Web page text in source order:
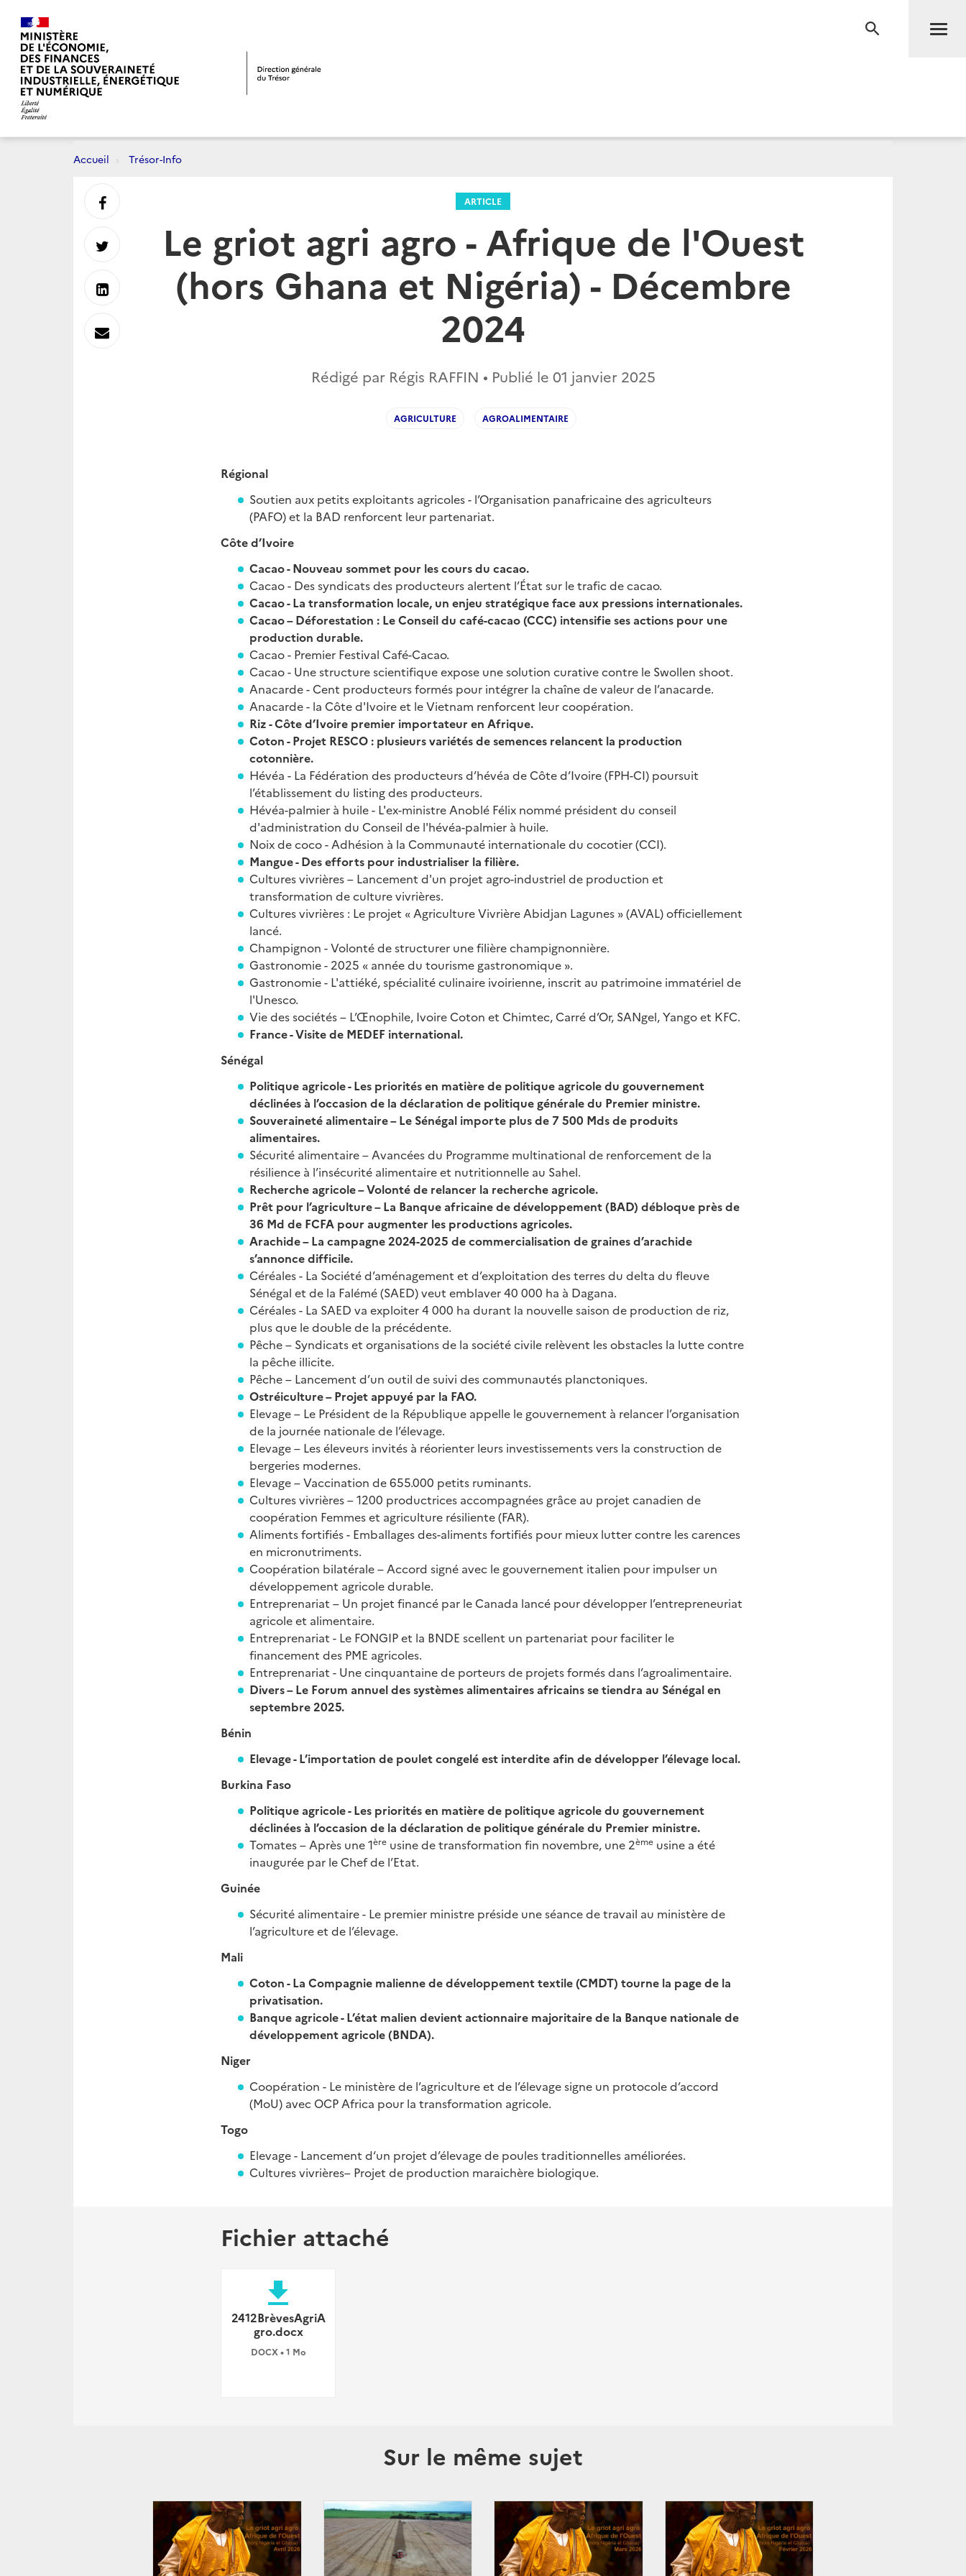
RECHERCHE
Accueil Trésor-Info
ARTICLE
Le griot agri agro - Afrique de l'Ouest
(hors Ghana et Nigéria) - Décembre
2024
Rédigé par Régis RAFFIN • Publié le 01 janvier 2025
AGRICULTURE AGROALIMENTAIRE
Régional
Soutien aux petits exploitants agricoles - l’Organisation panafricaine des agriculteurs
(PAFO) et la BAD renforcent leur partenariat.
Côte d’Ivoire
Cacao - Nouveau sommet pour les cours du cacao.
Cacao - Des syndicats des producteurs alertent l’État sur le trafic de cacao.
Cacao - La transformation locale, un enjeu stratégique face aux pressions internationales.
Cacao – Déforestation : Le Conseil du café-cacao (CCC) intensifie ses actions pour une
production durable.
Cacao - Premier Festival Café-Cacao.
Cacao - Une structure scientifique expose une solution curative contre le Swollen shoot.
Anacarde - Cent producteurs formés pour intégrer la chaîne de valeur de l’anacarde.
Anacarde - la Côte d'Ivoire et le Vietnam renforcent leur coopération.
Riz - Côte d’Ivoire premier importateur en Afrique.
Coton - Projet RESCO : plusieurs variétés de semences relancent la production
cotonnière.
Hévéa - La Fédération des producteurs d’hévéa de Côte d’Ivoire (FPH-CI) poursuit
l’établissement du listing des producteurs.
Hévéa-palmier à huile - L'ex-ministre Anoblé Félix nommé président du conseil
d'administration du Conseil de l'hévéa-palmier à huile.
Noix de coco - Adhésion à la Communauté internationale du cocotier (CCI).
Mangue - Des efforts pour industrialiser la filière.
Cultures vivrières – Lancement d'un projet agro-industriel de production et
transformation de culture vivrières.
Cultures vivrières : Le projet « Agriculture Vivrière Abidjan Lagunes » (AVAL) officiellement
lancé.
Champignon - Volonté de structurer une filière champignonnière.
Gastronomie - 2025 « année du tourisme gastronomique ».
Gastronomie - L'attiéké, spécialité culinaire ivoirienne, inscrit au patrimoine immatériel de
l'Unesco.
Vie des sociétés – L’Œnophile, Ivoire Coton et Chimtec, Carré d’Or, SANgel, Yango et KFC.
France - Visite de MEDEF international.
Sénégal
Politique agricole - Les priorités en matière de politique agricole du gouvernement
déclinées à l’occasion de la déclaration de politique générale du Premier ministre.
Souveraineté alimentaire – Le Sénégal importe plus de 7 500 Mds de produits
alimentaires.
Sécurité alimentaire – Avancées du Programme multinational de renforcement de la
résilience à l’insécurité alimentaire et nutritionnelle au Sahel.
Recherche agricole – Volonté de relancer la recherche agricole.
Prêt pour l’agriculture – La Banque africaine de développement (BAD) débloque près de
36 Md de FCFA pour augmenter les productions agricoles.
Arachide – La campagne 2024-2025 de commercialisation de graines d’arachide
s’annonce difficile.
Céréales - La Société d’aménagement et d’exploitation des terres du delta du fleuve
Sénégal et de la Falémé (SAED) veut emblaver 40 000 ha à Dagana.
Céréales - La SAED va exploiter 4 000 ha durant la nouvelle saison de production de riz,
plus que le double de la précédente.
Pêche – Syndicats et organisations de la société civile relèvent les obstacles la lutte contre
la pêche illicite.
Pêche – Lancement d’un outil de suivi des communautés planctoniques.
Ostréiculture – Projet appuyé par la FAO.
Elevage – Le Président de la République appelle le gouvernement à relancer l’organisation
de la journée nationale de l’élevage.
Elevage – Les éleveurs invités à réorienter leurs investissements vers la construction de
bergeries modernes.
Elevage – Vaccination de 655.000 petits ruminants.
Cultures vivrières – 1200 productrices accompagnées grâce au projet canadien de
coopération Femmes et agriculture résiliente (FAR).
Aliments fortifiés - Emballages des-aliments fortifiés pour mieux lutter contre les carences
en micronutriments.
Coopération bilatérale – Accord signé avec le gouvernement italien pour impulser un
développement agricole durable.
Entreprenariat – Un projet financé par le Canada lancé pour développer l’entrepreneuriat
agricole et alimentaire.
Entreprenariat - Le FONGIP et la BNDE scellent un partenariat pour faciliter le
financement des PME agricoles.
Entreprenariat - Une cinquantaine de porteurs de projets formés dans l’agroalimentaire.
Divers – Le Forum annuel des systèmes alimentaires africains se tiendra au Sénégal en
septembre 2025.
Bénin
Elevage - L’importation de poulet congelé est interdite afin de développer l’élevage local.
Burkina Faso
Politique agricole - Les priorités en matière de politique agricole du gouvernement
déclinées à l’occasion de la déclaration de politique générale du Premier ministre.
Tomates – Après une 1ère usine de transformation fin novembre, une 2ème usine a été
inaugurée par le Chef de l’Etat.
Guinée
Sécurité alimentaire - Le premier ministre préside une séance de travail au ministère de
l’agriculture et de l’élevage.
Mali
Coton - La Compagnie malienne de développement textile (CMDT) tourne la page de la
privatisation.
Banque agricole - L’état malien devient actionnaire majoritaire de la Banque nationale de
développement agricole (BNDA).
Niger
Coopération - Le ministère de l’agriculture et de l’élevage signe un protocole d’accord
(MoU) avec OCP Africa pour la transformation agricole.
Togo
Elevage - Lancement d‘un projet d’élevage de poules traditionnelles améliorées.
Cultures vivrières– Projet de production maraichère biologique.
Fichier attaché
file_download
2412BrèvesAgriA
gro.docx
DOCX • 1 Mo
Sur le même sujet
Partager
sur
Partager
sur
Partager
sur
Envoyer